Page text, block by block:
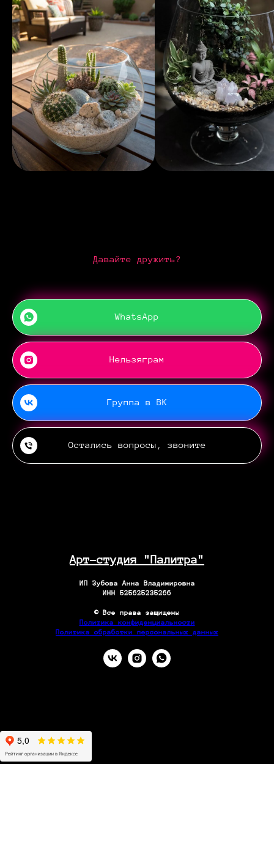
Давайте дружить?
WhatsApp
Нельзяграм
Группа в ВК
Остались вопросы, звоните
Арт-студия "Палитра"
ИП Зубова Анна Владимировна
ИНН 525625235266
© Все права защищены
Политика конфиденциальности
Политика обработки персональных данных